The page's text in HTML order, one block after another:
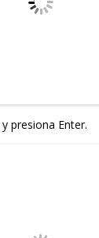
y presiona Enter.